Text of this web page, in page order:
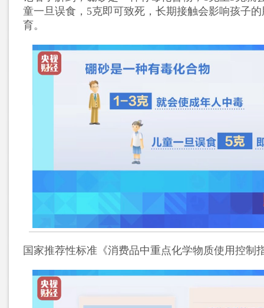
童一旦误食，5克即可致死，长期接触会影响孩子
育。
国家推荐性标准《消费品中重点化学物质使用控制